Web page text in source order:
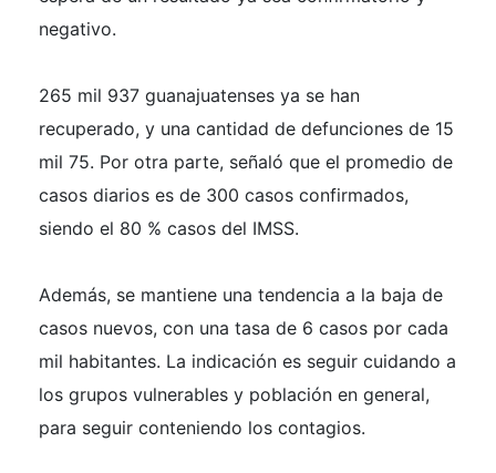
negativo.
265 mil 937 guanajuatenses ya se han
recuperado, y una cantidad de defunciones de 15
mil 75. Por otra parte, señaló que el promedio de
casos diarios es de 300 casos confirmados,
siendo el 80 % casos del IMSS.
Además, se mantiene una tendencia a la baja de
casos nuevos, con una tasa de 6 casos por cada
mil habitantes. La indicación es seguir cuidando a
los grupos vulnerables y población en general,
para seguir conteniendo los contagios.